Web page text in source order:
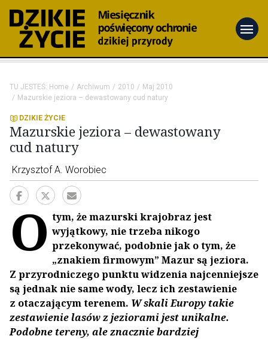
menu
TU JESTEŚ: Home Archiwum 2010
Maj 2010
Mazurskie jeziora – dewastowany cud natury
DZIKIE ŻYCIE
Mazurskie jeziora – dewastowany
cud natury
Krzysztof A. Worobiec
O tym, że mazurski krajobraz jest
wyjątkowy, nie trzeba nikogo
przekonywać, podobnie jak o tym, że
„znakiem firmowym” Mazur są jeziora.
Z przyrodniczego punktu widzenia najcenniejsze
są jednak nie same wody, lecz ich zestawienie
z otaczającym terenem. W skali Europy takie
zestawienie lasów z jeziorami jest unikalne.
Podobne tereny, ale znacznie bardziej